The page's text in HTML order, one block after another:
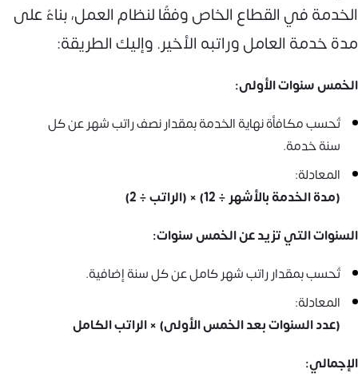
الخدمة في القطاع الخاص وفقًا لنظام العمل، بناءً على
مدة خدمة العامل وراتبه الأخير. وإليك الطريقة:
الخمس سنوات الأولى:
تُحسب مكافأة نهاية الخدمة بمقدار نصف راتب شهر عن كل
سنة خدمة.
المعادلة:
(مدة الخدمة بالأشهر ÷ 12) × (الراتب ÷ 2)
السنوات التي تزيد عن الخمس سنوات:
تُحسب بمقدار راتب شهر كامل عن كل سنة إضافية.
المعادلة:
(عدد السنوات بعد الخمس الأولى) × الراتب الكامل
الإجمالي: